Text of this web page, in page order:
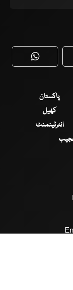
WhatsApp
پاکستان
کھیل
انٹرٹینمنٹ